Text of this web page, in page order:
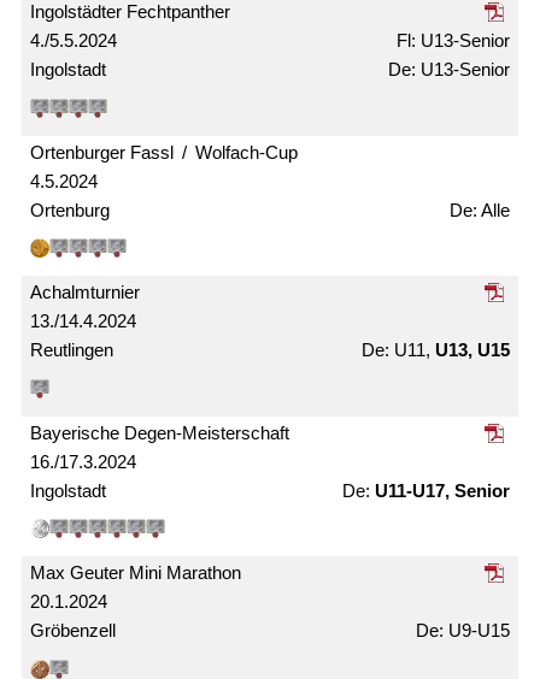
4./5.5.2024
Ingolstädter Fechtpanther
Ingolstadt
U13-Senior
U13-Senior
4.5.2024
Ortenburger Fassl / Wolfach-Cup
Ortenburg Alle
13./14.4.2024
Achalm­turnier
Reutlingen U11, U13, U15
16./17.3.2024
Bayerische Degen-Meister­schaft
Ingolstadt U11-U17, Senior
20.1.2024
Max Geuter Mini Marathon
Gröbenzell U9-U15